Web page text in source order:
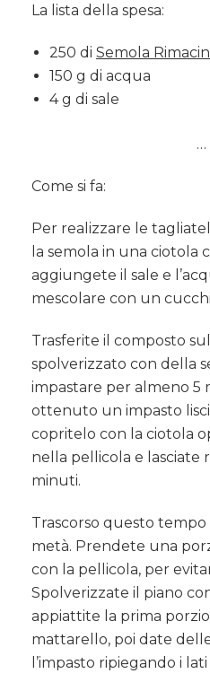
La lista della spesa:
250 di Semola
150 g di acqua
4 g di sale
…
Come si fa:
Per realizzare le
la semola in una ciotola
aggiungete il sale e
mescolare con un
Trasferite il composto
spolverizzato con della
impastare per almeno 5
ottenuto un impasto
copritelo con la ciotola
nella pellicola e lasciate
minuti.
Trascorso questo tempo
metà. Prendete una
con la pellicola, per
Spolverizzate il piano
appiattite la prima
mattarello, poi date
l’impasto ripiegando i